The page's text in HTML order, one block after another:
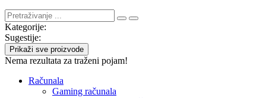
Kategorije:
Sugestije:
Prikaži sve proizvode
Nema rezultata za traženi pojam!
Računala
Gaming računala